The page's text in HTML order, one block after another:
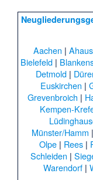
Aachen | Ahaus
Bielefeld |
Detmold|
Euskirchen |
Grevenbroich |
Kempen-
Münster/Hamm |
Olpe| Rees|
Schleiden |
Warendorf |